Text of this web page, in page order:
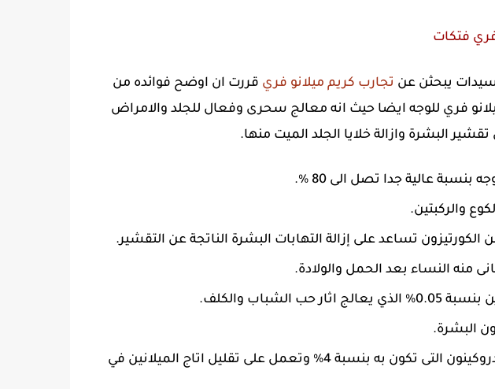
فري فتكات
يبحثن عن تجارب كريم ميلانو فري قررت ان اوضح فوائده من
فري للوجه ايضا حيث انه معالج سحرى وفعال للجلد والامراض
البشرة وازالة خلايا الجلد الميت منها.
بنسبة عالية جدا تصل الى 80 %.
والركبتين.
تساعد على إزالة التهابات البشرة الناتجة عن التقشير.
منه النساء بعد الحمل والولادة.
حب الشباب والكلف.
البشرة.
من خلال مادة الهيدروكينون التى تكون به بنسبة 4% وتعمل على تقليل اتاج الميلانين في